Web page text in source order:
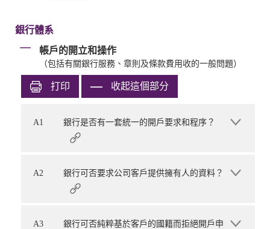
銀行體系
帳戶的開立和操作
（包括有關銀行服務、章則及條款費用收的一般問題）
打印 收起這個部分
A1 銀行是否有一套統一的開戶要求和程序？
A2 銀行可否要求公司客戶提供擁有人的資料？
A3
銀行可否純粹基於客戶的國籍而拒絕開戶申